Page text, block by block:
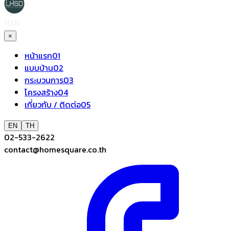
×
หน้าแรก01
แบบบ้าน02
กระบวนการ03
โครงสร้าง04
เกี่ยวกับ / ติดต่อ05
EN TH
02-533-2622
contact@homesquare.co.th